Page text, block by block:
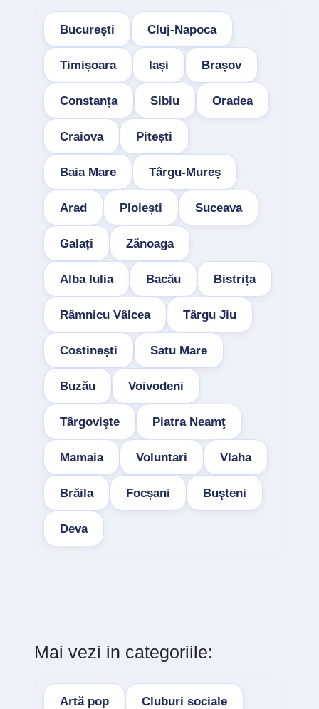
București Cluj-Napoca
Timișoara Iași Brașov
Constanța Sibiu Oradea
Craiova Pitești
Baia Mare Târgu-Mureș
Arad Ploiești Suceava
Galați Zănoaga
Alba Iulia Bacău Bistrița
Râmnicu Vâlcea Târgu Jiu
Costinești Satu Mare
Buzău Voivodeni
Târgovişte Piatra Neamţ
Mamaia Voluntari Vlaha
Brăila Focșani Buşteni
Deva
Mai vezi in categoriile:
Artă pop Cluburi sociale